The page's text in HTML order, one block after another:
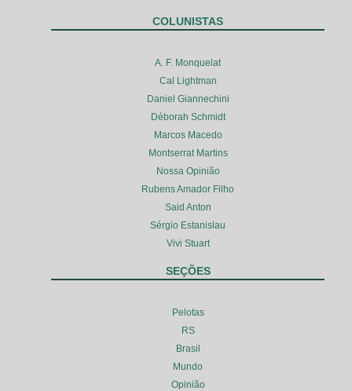
COLUNISTAS
A. F. Monquelat
Cal Lightman
Daniel Giannechini
Déborah Schmidt
Marcos Macedo
Montserrat Martins
Nossa Opinião
Rubens Amador Filho
Said Anton
Sérgio Estanislau
Vivi Stuart
SEÇÕES
Pelotas
RS
Brasil
Mundo
Opinião